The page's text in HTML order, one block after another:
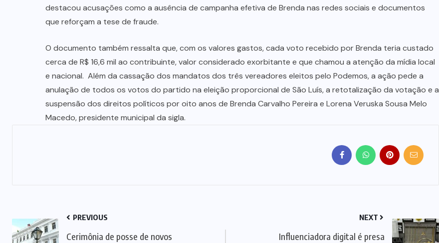
destacou acusações como a ausência de campanha efetiva de Brenda nas redes sociais e documentos
que reforçam a tese de fraude.
O documento também ressalta que, com os valores gastos, cada voto recebido por Brenda teria custado
cerca de R$ 16,6 mil ao contribuinte, valor considerado exorbitante e que chamou a atenção da mídia local
e nacional. Além da cassação dos mandatos dos três vereadores eleitos pelo Podemos, a ação pede a
anulação de todos os votos do partido na eleição proporcional de São Luís, a retotalização da votação e a
suspensão dos direitos políticos por oito anos de Brenda Carvalho Pereira e Lorena Veruska Sousa Melo
Macedo, presidente municipal da sigla.
PREVIOUS
Cerimônia de posse de novos
NEXT
Influenciadora digital é presa